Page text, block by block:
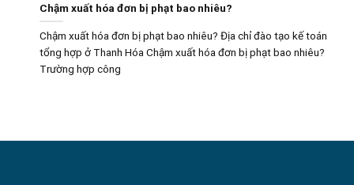
Chậm xuất hóa đơn bị phạt bao nhiêu?
Chậm xuất hóa đơn bị phạt bao nhiêu? Địa chỉ đào tạo kế toán
tổng hợp ở Thanh Hóa Chậm xuất hóa đơn bị phạt bao nhiêu?
Trường hợp công